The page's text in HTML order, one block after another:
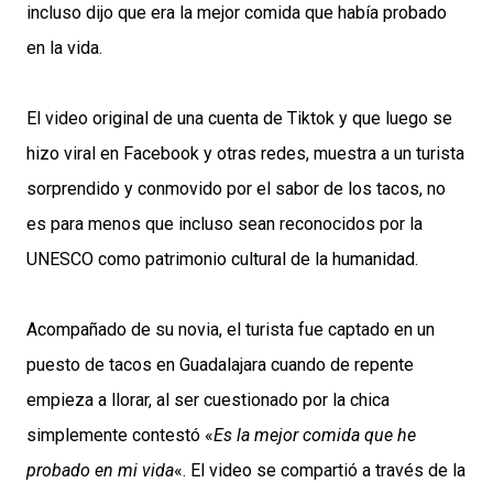
incluso dijo que era la mejor comida que había probado
en la vida.
El video original de una cuenta de Tiktok y que luego se
hizo viral en Facebook y otras redes, muestra a un turista
sorprendido y conmovido por el sabor de los tacos, no
es para menos que incluso sean reconocidos por la
UNESCO como patrimonio cultural de la humanidad.
Acompañado de su novia, el turista fue captado en un
puesto de tacos en Guadalajara cuando de repente
empieza a llorar, al ser cuestionado por la chica
simplemente contestó «Es la mejor comida que he
probado en mi vida«. El video se compartió a través de la